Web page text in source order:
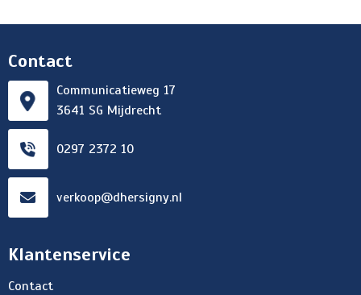
Contact
Communicatieweg 17
3641 SG Mijdrecht
0297 2372 10
verkoop@dhersigny.nl
Klantenservice
Contact